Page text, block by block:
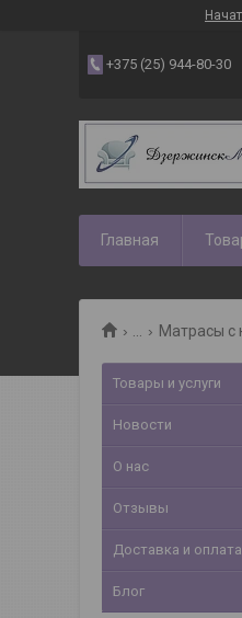
+375 (25) 944-80-30
Главная
Матрасы с
Товары и услуги
Новости
О нас
Отзывы
Доставка и оплата
Блог